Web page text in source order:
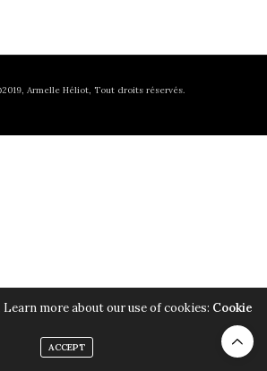
Armelle Héliot, Tout droits réservés.
more about our use of cookies: Cookie
ACCEPT